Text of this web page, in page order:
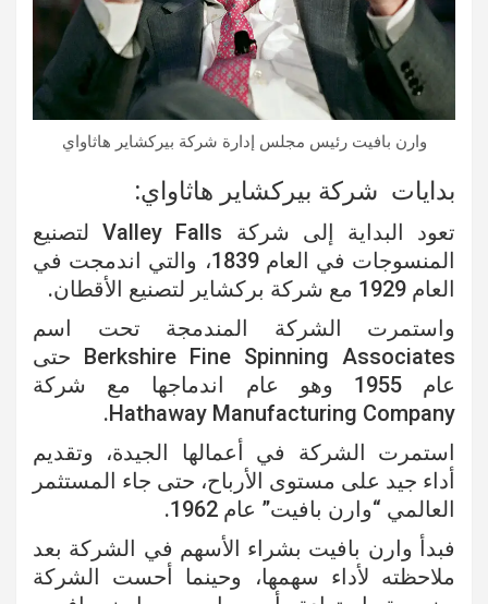
وارن بافيت رئيس مجلس إدارة شركة بيركشاير هاثاواي
بدايات شركة بيركشاير هاثاواي:
تعود البداية إلى شركة Valley Falls لتصنيع
المنسوجات في العام 1839، والتي اندمجت في
العام 1929 مع شركة بركشاير لتصنيع الأقطان.
واستمرت الشركة المندمجة تحت اسم
Berkshire Fine Spinning Associates حتى
عام 1955 وهو عام اندماجها مع شركة
Hathaway Manufacturing Company.
استمرت الشركة في أعمالها الجيدة، وتقديم
أداء جيد على مستوى الأرباح، حتى جاء المستثمر
العالمي “وارن بافيت” عام 1962.
فبدأ وارن بافيت بشراء الأسهم في الشركة بعد
ملاحظته لأداء سهمها، وحينما أحست الشركة